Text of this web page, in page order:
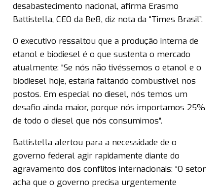
desabastecimento nacional, afirma Erasmo
Battistella, CEO da Be8, diz nota da “Times Brasil”.
O executivo ressaltou que a produção interna de
etanol e biodiesel é o que sustenta o mercado
atualmente: “Se nós não tivéssemos o etanol e o
biodiesel hoje, estaria faltando combustível nos
postos. Em especial no diesel, nós temos um
desafio ainda maior, porque nós importamos 25%
de todo o diesel que nós consumimos”.
Battistella alertou para a necessidade de o
governo federal agir rapidamente diante do
agravamento dos conflitos internacionais: “O setor
acha que o governo precisa urgentemente